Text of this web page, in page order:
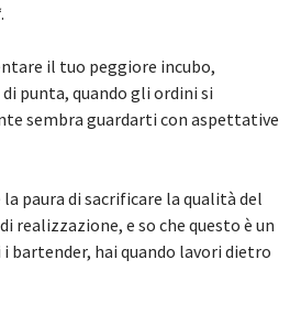
il tuo peggiore incubo,
punta, quando gli ordini si
sembra guardarti con aspettative
paura di sacrificare la qualità del
realizzazione, e so che questo è un
bartender, hai quando lavori dietro